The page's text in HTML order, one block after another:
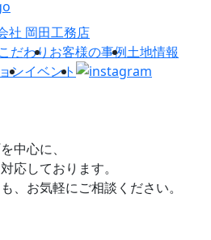
社 岡田工務店
こだわり お客様の事例土地情報
ンイベント
中心に、
応しております。
、お気軽にご相談ください。